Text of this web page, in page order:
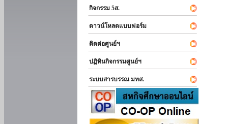
กิจกรรม 5ส.
ดาวน์โหลดแบบฟอร์ม
ติดต่อศูนย์ฯ
ปฏิทินกิจกรรมศูนย์ฯ
ระบบสารบรรณ มทส.